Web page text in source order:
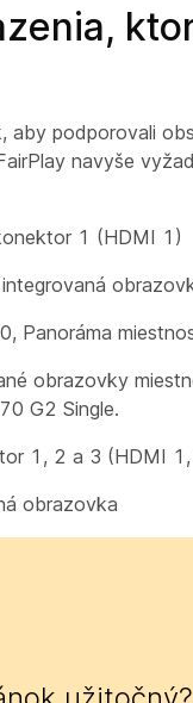
podporovali
navyše
1 (HDMI 1)
Panoráma
obrazovky
G2 Single.
1, 2 a 3 (HDMI
obrazovka